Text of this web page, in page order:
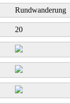
Rundwanderung
20